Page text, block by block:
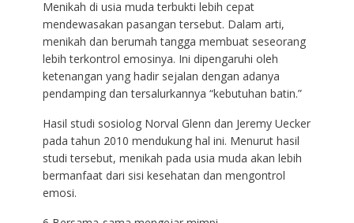
Menikah di usia muda terbukti lebih cepat
mendewasakan pasangan tersebut. Dalam arti,
menikah dan berumah tangga membuat seseorang
lebih terkontrol emosinya. Ini dipengaruhi oleh
ketenangan yang hadir sejalan dengan adanya
pendamping dan tersalurkannya “kebutuhan batin.”
Hasil studi sosiolog Norval Glenn dan Jeremy Uecker
pada tahun 2010 mendukung hal ini. Menurut hasil
studi tersebut, menikah pada usia muda akan lebih
bermanfaat dari sisi kesehatan dan mengontrol
emosi.